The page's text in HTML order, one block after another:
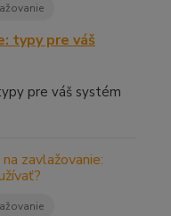
typy pre váš
pre váš systém